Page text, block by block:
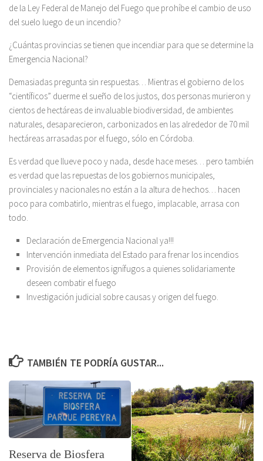
de la Ley Federal de Manejo del Fuego que prohíbe el cambio de uso
del suelo luego de un incendio?
¿Cuántas provincias se tienen que incendiar para que se determine la
Emergencia Nacional?
Demasiadas pregunta sin respuestas… Mientras el gobierno de los
“científicos” duerme el sueño de los justos, dos personas murieron y
cientos de hectáreas de invaluable biodiversidad, de ambientes
naturales, desaparecieron, carbonizados en las alrededor de 70 mil
hectáreas arrasadas por el fuego, sólo en Córdoba.
Es verdad que llueve poco y nada, desde hace meses… pero también
es verdad que las repuestas de los gobiernos municipales,
provinciales y nacionales no están a la altura de hechos… hacen
poco para combatirlo, mientras el fuego, implacable, arrasa con
todo.
Declaración de Emergencia Nacional ya!!!
Intervención inmediata del Estado para frenar los incendios
Provisión de elementos ignífugos a quienes solidariamente
deseen combatir el fuego
Investigación judicial sobre causas y origen del fuego.
TAMBIÉN TE PODRÍA GUSTAR...
Reserva de Biosfera